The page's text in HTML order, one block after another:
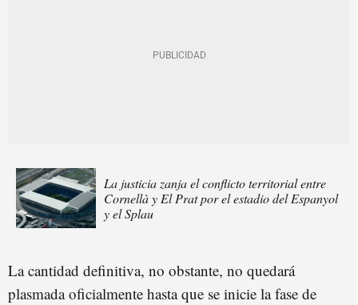
La justicia zanja el conflicto territorial entre
Cornellà y El Prat por el estadio del Espanyol
y el Splau
La cantidad definitiva, no obstante, no quedará
plasmada oficialmente hasta que se inicie la fase de